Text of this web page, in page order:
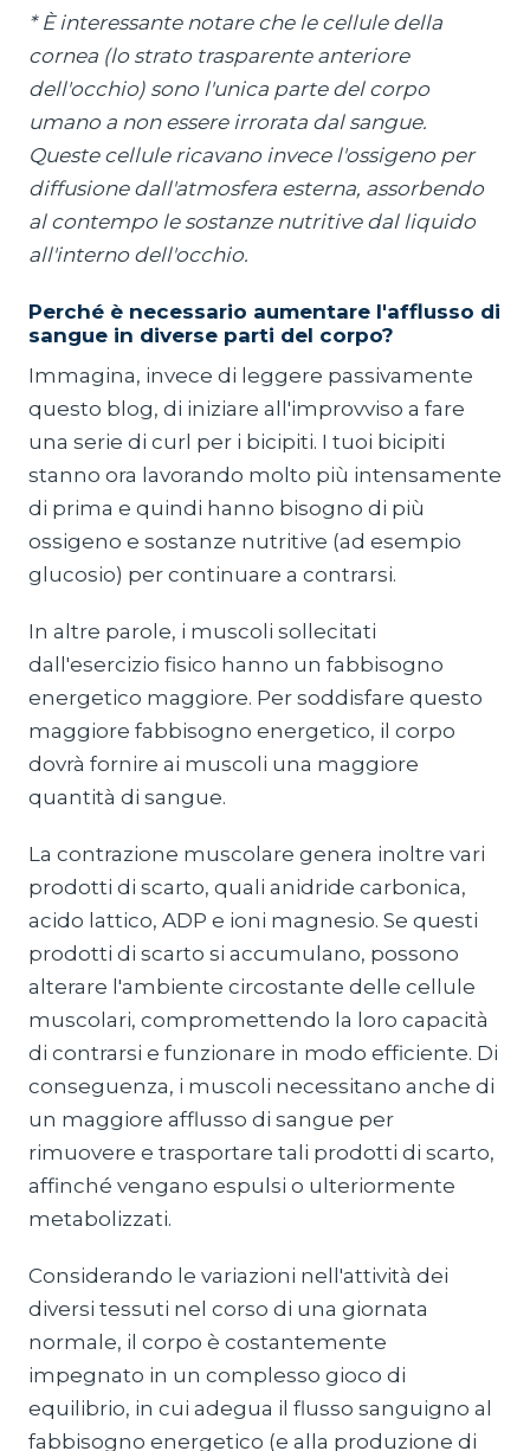
* È interessante notare che le cellule della
cornea (lo strato trasparente anteriore
dell'occhio) sono l'unica parte del corpo
umano a non essere irrorata dal sangue.
Queste cellule ricavano invece l'ossigeno per
diffusione dall'atmosfera esterna, assorbendo
al contempo le sostanze nutritive dal liquido
all'interno dell'occhio.
Perché è necessario aumentare l'afflusso di
sangue in diverse parti del corpo?
Immagina, invece di leggere passivamente
questo blog, di iniziare all'improvviso a fare
una serie di curl per i bicipiti. I tuoi bicipiti
stanno ora lavorando molto più intensamente
di prima e quindi hanno bisogno di più
ossigeno e sostanze nutritive (ad esempio
glucosio) per continuare a contrarsi.
In altre parole, i muscoli sollecitati
dall'esercizio fisico hanno un fabbisogno
energetico maggiore. Per soddisfare questo
maggiore fabbisogno energetico, il corpo
dovrà fornire ai muscoli una maggiore
quantità di sangue.
La contrazione muscolare genera inoltre vari
prodotti di scarto, quali anidride carbonica,
acido lattico, ADP e ioni magnesio. Se questi
prodotti di scarto si accumulano, possono
alterare l'ambiente circostante delle cellule
muscolari, compromettendo la loro capacità
di contrarsi e funzionare in modo efficiente. Di
conseguenza, i muscoli necessitano anche di
un maggiore afflusso di sangue per
rimuovere e trasportare tali prodotti di scarto,
affinché vengano espulsi o ulteriormente
metabolizzati.
Considerando le variazioni nell'attività dei
diversi tessuti nel corso di una giornata
normale, il corpo è costantemente
impegnato in un complesso gioco di
equilibrio, in cui adegua il flusso sanguigno al
fabbisogno energetico (e alla produzione di